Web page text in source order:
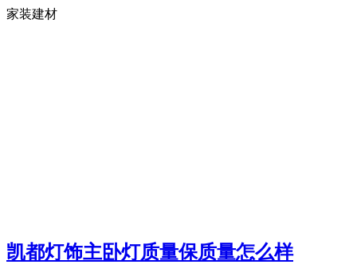
家装建材
凯都灯饰主卧灯质量保质量怎么样